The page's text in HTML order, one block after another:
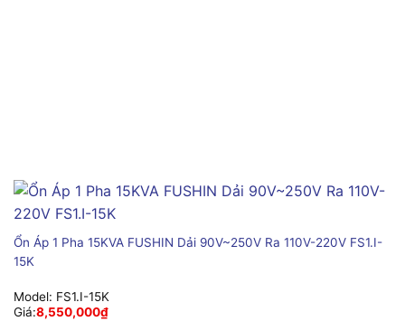
Ổn Áp 1 Pha 15KVA FUSHIN Dải 90V~250V Ra 110V-220V FS1.I-
15K
Model: FS1.I-15K
Giá:8,550,000₫